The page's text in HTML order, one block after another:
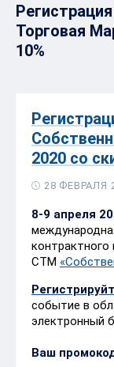
Торговая
10%
2020 cо
28 ФЕВРАЛЯ
8-9 апреля
контрактного
СТМ
событие в
электронный
Ваш